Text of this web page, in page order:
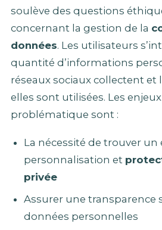
soulève des questions
concernant la gestion de la
données. Les utilisateurs
quantité d’informations
réseaux sociaux collectent et
elles sont utilisées. Les
problématique sont :
La nécessité de trouver
personnalisation et
privée
Assurer une transparence
données personnelles